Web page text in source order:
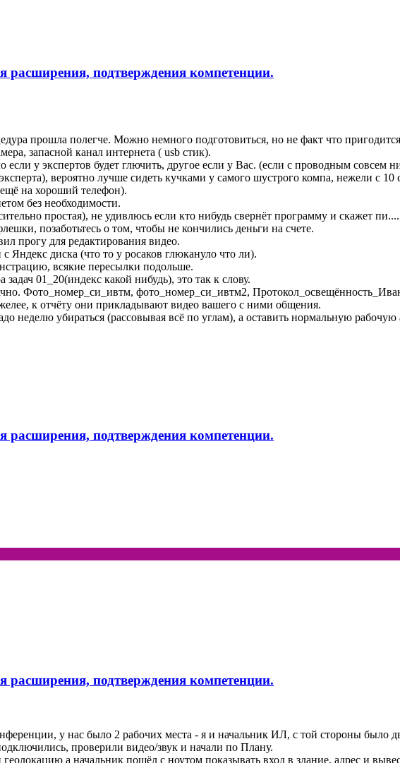
расширения, подтверждения компетенции.
прошла полегче. Можно немного подготовиться, но не факт что
запасной канал интернета ( usb стик).
у экспертов будет глючить, другое если у Вас. (если с проводным совсем
вероятно лучше сидеть кучками у самого шустрого компа, нежели с 10
на хороший телефон).
без необходимости.
простая), не удивлюсь если кто нибудь свернёт программу и скажет пи....
позаботьтесь о том, чтобы не кончились деньги на счете.
прогу для редактирования видео.
Яндекс диска (что то у росаков глюкануло что ли).
всякие пересылки подольше.
01_20(индекс какой нибудь), это так к слову.
Фото_номер_си_ивтм, фото_номер_си_ивтм2,
к отчёту они прикладывают видео вашего с ними общения.
неделю убираться (рассовывая всё по углам), а оставить нормальную рабочую
расширения, подтверждения компетенции.
расширения, подтверждения компетенции.
у нас было 2 рабочих места - я и начальник ИЛ, с той стороны было
проверили видео/звук и начали по Плану.
а начальник пошёл с ноутом показывать вход в здание, адрес и